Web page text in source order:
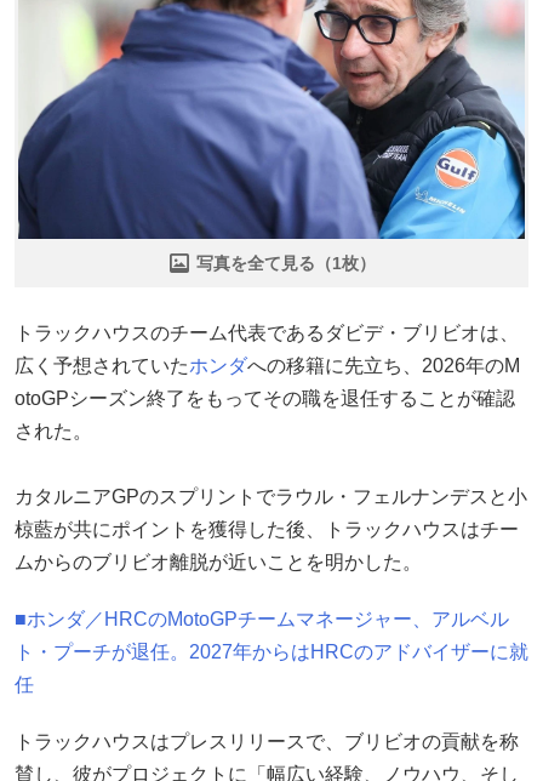
写真を全て見る（1枚）
トラックハウスのチーム代表であるダビデ・ブリビオは、
広く予想されていたホンダへの移籍に先立ち、2026年のM
otoGPシーズン終了をもってその職を退任することが確認
された。
カタルニアGPのスプリントでラウル・フェルナンデスと小
椋藍が共にポイントを獲得した後、トラックハウスはチー
ムからのブリビオ離脱が近いことを明かした。
■ホンダ／HRCのMotoGPチームマネージャー、アルベル
ト・プーチが退任。2027年からはHRCのアドバイザーに就
任
トラックハウスはプレスリリースで、ブリビオの貢献を称
賛し、彼がプロジェクトに「幅広い経験、ノウハウ、そし